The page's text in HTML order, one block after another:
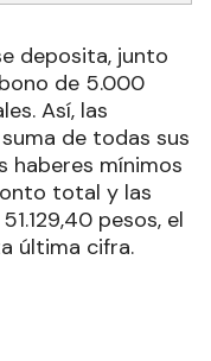
deposita, junto
de 5.000
Así, las
de todas sus
haberes mínimos
total y las
pesos, el
última cifra.